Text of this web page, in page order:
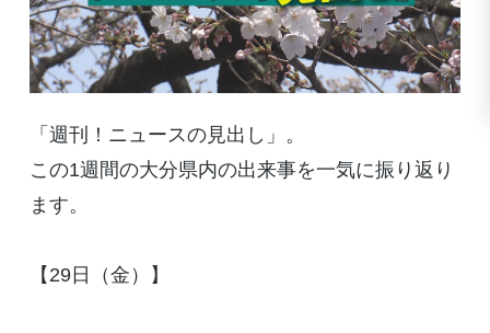
「週刊！ニュースの見出し」。
この1週間の大分県内の出来事を一気に振り返り
ます。
【29日（金）】